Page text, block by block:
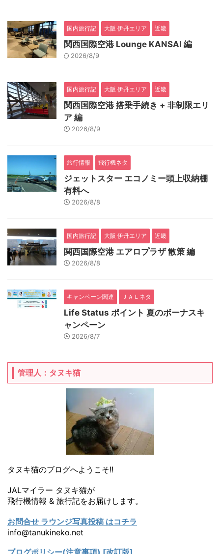
国内旅行記 大阪 伊丹エリア 近畿
関西国際空港 Lounge KANSAI 編
2026/8/9
国内旅行記 大阪 伊丹エリア 近畿
関西国際空港 搭乗手続き + 非制限エリ
ア 編
2026/8/9
旅行情報 飛行機ネタ
ジェットスター エコノミー頭上収納棚
有料へ
2026/8/8
国内旅行記 大阪 伊丹エリア 近畿
関西国際空港 エアロプラザ 散策 編
2026/8/8
キャンペーン関連 ＪＡＬネタ
Life Status ポイント 夏のボーナスキ
ャンペーン
2026/8/7
管理人：タヌキ猫
タヌキ猫のブログへようこそ!!
JALマイラー タヌキ猫が
飛行機情報 & 旅行記をお届けします。
お問合せ ラウンジ写真投稿 はコチラ
info@tanukineko.net
ブログポリシー(注意事項) [改訂版]